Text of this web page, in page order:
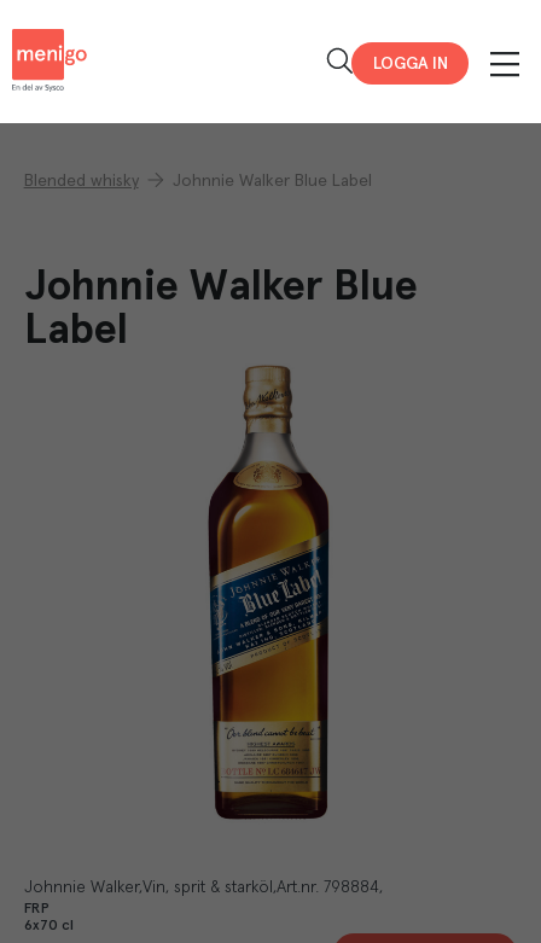
LOGGA IN
Blended whisky Johnnie Walker Blue Label
Johnnie Walker Blue
Label
Johnnie Walker Vin, sprit & starköl Art.nr. 798884
FRP
6x70 cl